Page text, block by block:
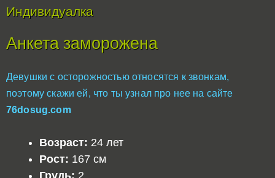
Индивидуалка
Анкета заморожена
Девушки с осторожностью относятся к звонкам,
поэтому скажи ей, что ты узнал про нее на сайте
76dosug.com
Возраст: 24 лет
Рост: 167 см
Грудь: 2